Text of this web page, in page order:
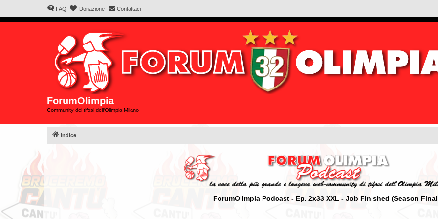
FAQ Donazione Contattaci
ForumOlimpia
Community dei tifosi dell'Olimpia Milano
Indice
ForumOlimpia Podcast - Ep. 2x33 XXL - Job Finished (Season